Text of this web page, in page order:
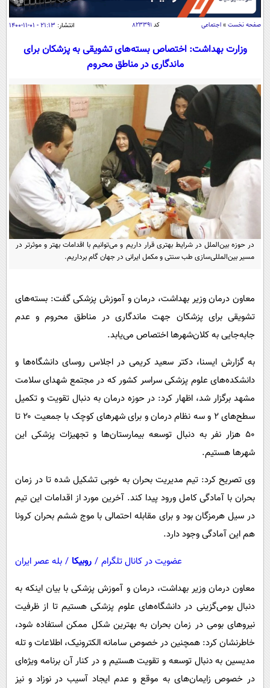
اقتصاد
اقتصادی
خودرو
جامعه
اجتماعی
حوادث
یک برش دانایی
محیط زیست
سفر و تفریح
ورزشی
بین الملل
سیاست خارجی
فرهنگ و هنر
علم و دانش
فناوری و It
علمی
اخبار کریپتو
قرآن
گوناگون
سرگرمی
باشگاه مغز
مجله تصویری سلاح
فیلم
اقتصاد
ورزش
سیاست
فناوری
گوناگون
حوادث
محیط زیست
سلامت
بین الملل
حیات وحش
سیاست خارجی
عصر ایران 2
خواندنی ها و دیدنی ها
داستان کوتاه
روانشناسی
آشپزی
دانلود
آموزش زبان
صفحه نخست » اجتماعی کد۸۲۳۳۹۱ انتشار: ۲۱:۱۳ - ۰۱-۱۱-۱۴۰۰
وزارت بهداشت: اختصاص بسته‌های تشویقی به پزشکان برای
ماندگاری در مناطق محروم
در حوزه بین‌الملل در شرایط بهتری قرار داریم و می‌توانیم با اقدامات بهتر و موثرتر در
مسیر بین‌المللی‌سازی طب سنتی و مکمل ایرانی در جهان گام برداریم.
معاون درمان وزیر بهداشت، درمان و آموزش پزشکی گفت: بسته‌های
تشویقی برای پزشکان جهت ماندگاری در مناطق محروم و عدم
جابه‌جایی به کلان‌شهرها اختصاص می‌یابد.
به گزارش ایسنا، دکتر سعید کریمی در اجلاس روسای دانشگاه‌ها و
دانشکده‌های علوم پزشکی سراسر کشور که در مجتمع شهدای سلامت
مشهد برگزار شد، اظهار کرد: در حوزه درمان به دنبال تقویت و تکمیل
سطح‌های ۲ و سه نظام درمان و برای شهرهای کوچک با جمعیت ۲۰ تا
۵۰ هزار نفر به دنبال توسعه بیمارستان‌ها و تجهیزات پزشکی این
شهرها هستیم.
وی تصریح کرد: تیم مدیریت بحران به‌ خوبی تشکیل شده تا در زمان
بحران با آمادگی کامل ورود پیدا کند. آخرین مورد از اقدامات این تیم
در سیل هرمزگان بود و برای مقابله احتمالی با موج ششم بحران کرونا
هم این آمادگی وجود دارد.
عضویت در کانال تلگرام / روبیکا / بله عصر ایران
معاون درمان وزیر بهداشت، درمان و آموزش پزشکی با بیان اینکه به
دنبال بومی‌گزینی در دانشگاه‌های علوم پزشکی هستیم تا از ظرفیت
نیروهای بومی در زمان بحران به بهترین شکل ممکن استفاده شود،
خاطرنشان کرد: همچنین در خصوص سامانه ‌الکترونیک، اطلاعات و تله
مدیسین به دنبال توسعه و تقویت هستیم و در کنار آن برنامه ویژه‌ای
در خصوص زایمان‌های به‌ موقع و عدم ایجاد آسیب در نوزاد و نیز